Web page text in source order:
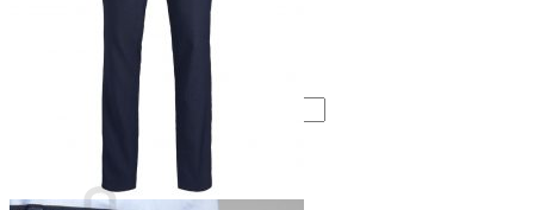
Ostoskori on tyhjä.
Takaisin kauppaan
Etsi:
Ostoskori